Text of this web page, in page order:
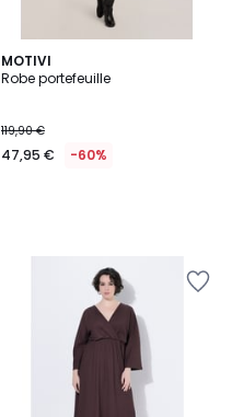
MOTIVI
Robe portefeuille
119,90 €
47,95 € -60%